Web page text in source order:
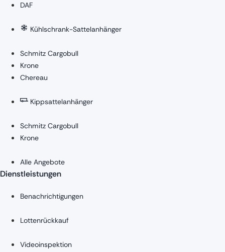
DAF
Kühlschrank-Sattelanhänger
Schmitz Cargobull
Krone
Chereau
Kippsattelanhänger
Schmitz Cargobull
Krone
Alle Angebote
Dienstleistungen
Benachrichtigungen
Lottenrückkauf
Videoinspektion